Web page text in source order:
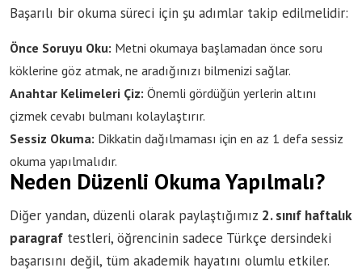
Başarılı bir okuma süreci için şu adımlar takip edilmelidir:
Önce Soruyu Oku: Metni okumaya başlamadan önce soru
köklerine göz atmak, ne aradığınızı bilmenizi sağlar.
Anahtar Kelimeleri Çiz: Önemli gördüğün yerlerin altını
çizmek cevabı bulmanı kolaylaştırır.
Sessiz Okuma: Dikkatin dağılmaması için en az 1 defa sessiz
okuma yapılmalıdır.
Neden Düzenli Okuma Yapılmalı?
Diğer yandan, düzenli olarak paylaştığımız 2. sınıf haftalık
paragraf testleri, öğrencinin sadece Türkçe dersindeki
başarısını değil, tüm akademik hayatını olumlu etkiler.